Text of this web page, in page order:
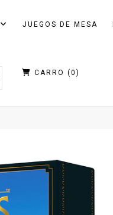
JUEGOS DE MESA
CARRO (0 )